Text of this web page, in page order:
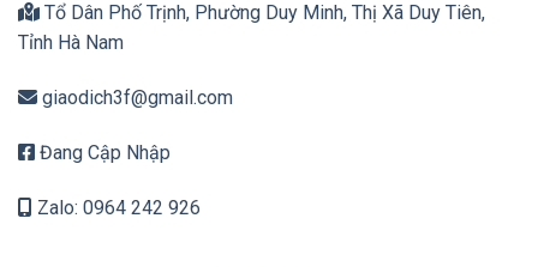
Tổ Dân Phố Trịnh, Phường Duy Minh, Thị Xã Duy Tiên,
Tỉnh Hà Nam
giaodich3f@gmail.com
Đang Cập Nhập
Zalo: 0964 242 926